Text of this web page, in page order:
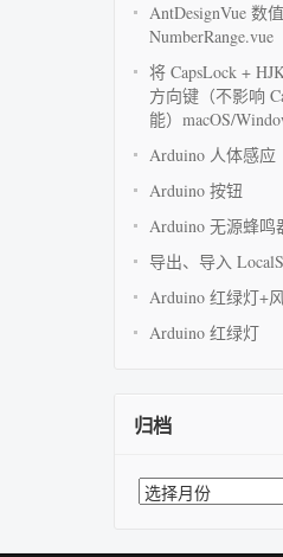
AntDesignVue 数
NumberRange.vue
将 CapsLock +
方向键（不影响
能）macOS/
Arduino 人体感应
Arduino 按钮
Arduino 无源蜂鸣
导出、导入
Arduino 红绿灯+
Arduino 红绿灯
归档
归
档